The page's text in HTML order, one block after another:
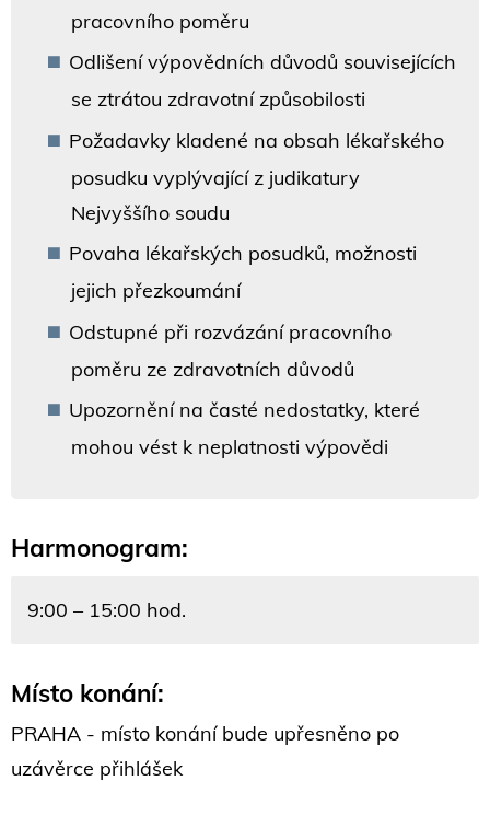
pracovního poměru
Odlišení výpovědních důvodů souvisejících
se ztrátou zdravotní způsobilosti
Požadavky kladené na obsah lékařského
posudku vyplývající z judikatury
Nejvyššího soudu
Povaha lékařských posudků, možnosti
jejich přezkoumání
Odstupné při rozvázání pracovního
poměru ze zdravotních důvodů
Upozornění na časté nedostatky, které
mohou vést k neplatnosti výpovědi
Harmonogram:
9:00 – 15:00 hod.
Místo konání:
PRAHA - místo konání bude upřesněno po
uzávěrce přihlášek